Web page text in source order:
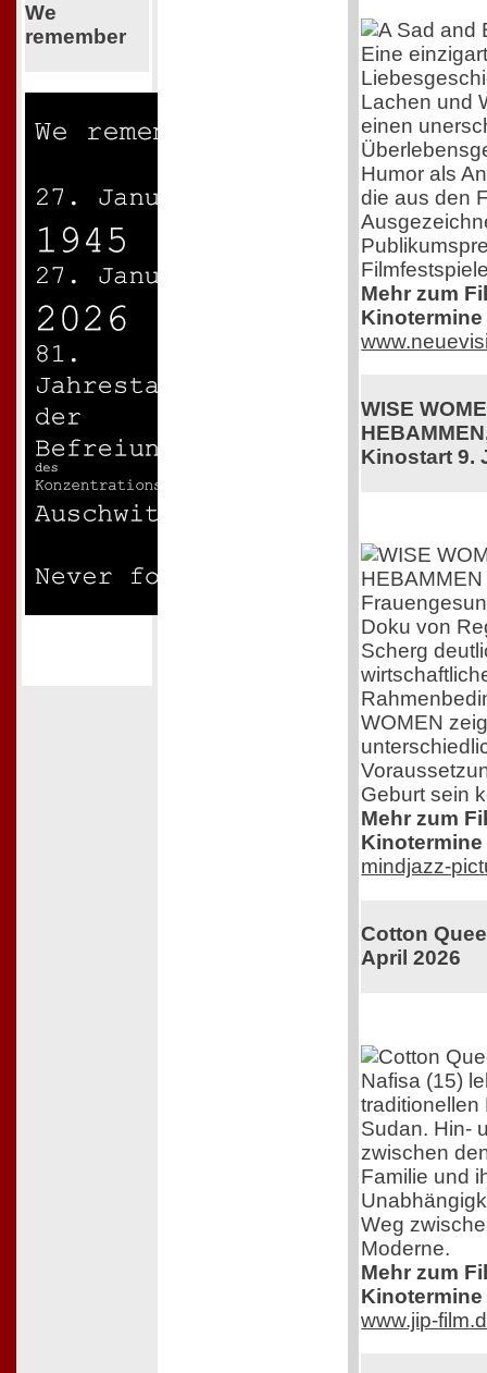
We
remember
Eine
Lachen und
einen
Humor als
die aus den
Mehr zum
WISE
Kinostart 9.
Doku von
Scherg
WOMEN
Geburt sein
Mehr zum
mindjazz-
Cotton
April 2026
Nafisa (15)
traditionellen
Sudan. Hin-
zwischen
Familie und
Weg
Moderne.
Mehr zum
www.jip-